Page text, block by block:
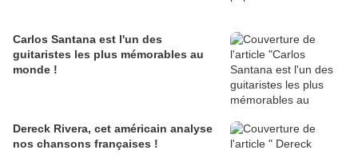
Carlos Santana est l'un des
guitaristes les plus mémorables au
monde !
Dereck Rivera, cet américain analyse
nos chansons françaises !